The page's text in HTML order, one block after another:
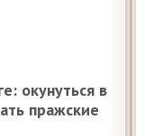
окунуться в
пражские